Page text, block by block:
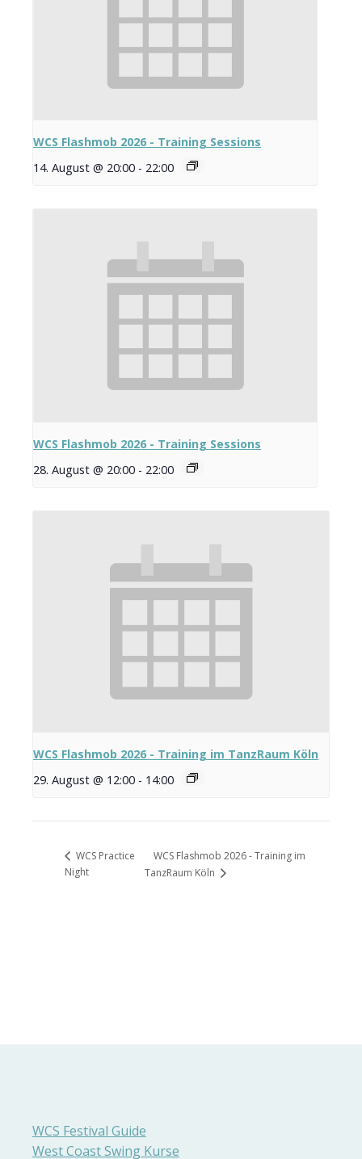
WCS Flashmob 2026 - Training Sessions
14. August @ 20:00 - 22:00
WCS Flashmob 2026 - Training Sessions
28. August @ 20:00 - 22:00
WCS Flashmob 2026 - Training im TanzRaum Köln
29. August @ 12:00 - 14:00
WCS Practice
Night
WCS Flashmob 2026 - Training im
TanzRaum Köln
WCS Festival Guide
West Coast Swing Kurse